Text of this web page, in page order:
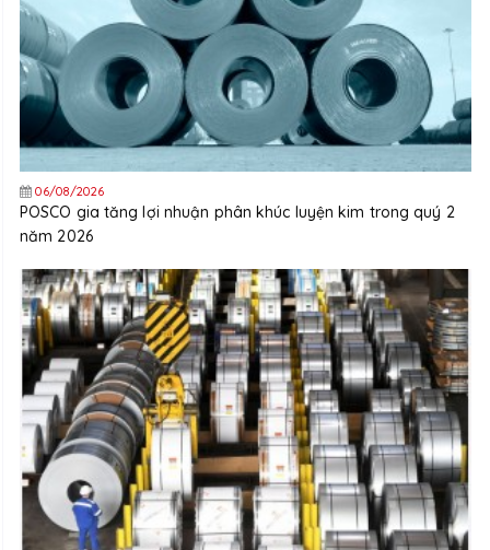
06/08/2026
POSCO gia tăng lợi nhuận phân khúc luyện kim trong quý 2
năm 2026